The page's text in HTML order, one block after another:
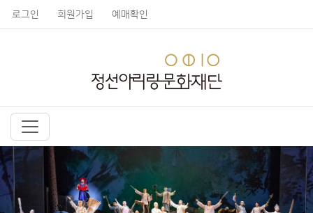
로그인 회원가입 예매확인